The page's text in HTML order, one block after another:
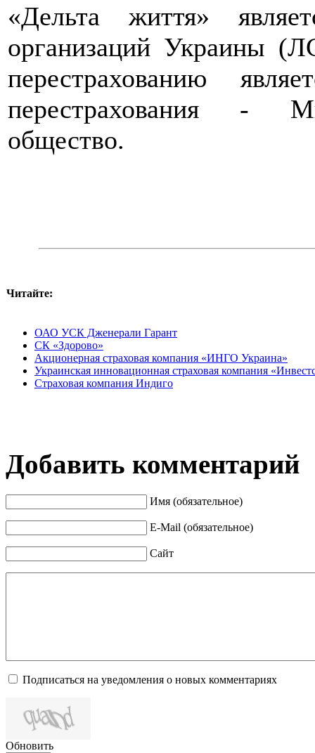
«Дельта життя»
организаций Украины
перестрахованию
перестрахования -
общество.
Читайте:
ОАО УСК Дженерали Гарант
СК «Здорово»
Акционерная страховая компания «ИНГО Украина»
Украинская инновационная страховая компания
Страховая компания Индиго
Добавить комментарий
Имя (обязательное)
E-Mail (обязательное)
Сайт
Подписаться на уведомления о новых комментариях
Обновить